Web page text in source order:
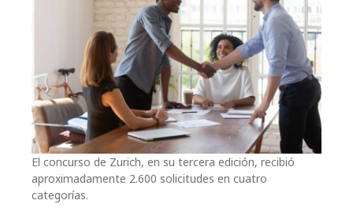
El concurso de Zurich, en su tercera edición, recibió
aproximadamente 2.600 solicitudes en cuatro
categorías.